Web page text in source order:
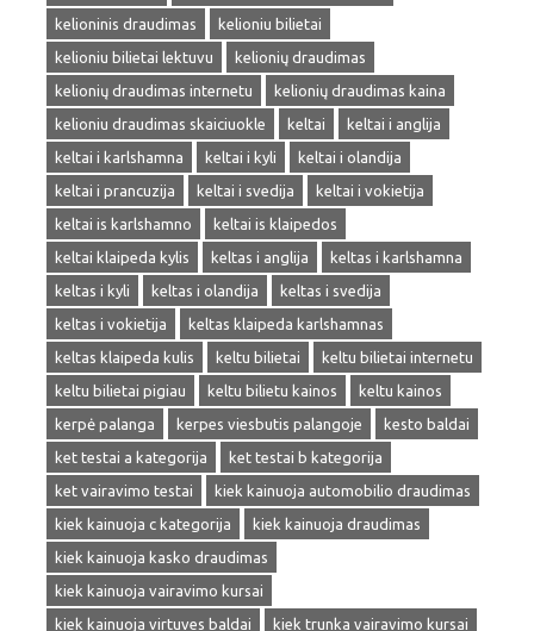
kelioninis draudimas
kelioniu bilietai
kelioniu bilietai lektuvu
kelionių draudimas
kelionių draudimas internetu
kelionių draudimas kaina
kelioniu draudimas skaiciuokle
keltai
keltai i anglija
keltai i karlshamna
keltai i kyli
keltai i olandija
keltai i prancuzija
keltai i svedija
keltai i vokietija
keltai is karlshamno
keltai is klaipedos
keltai klaipeda kylis
keltas i anglija
keltas i karlshamna
keltas i kyli
keltas i olandija
keltas i svedija
keltas i vokietija
keltas klaipeda karlshamnas
keltas klaipeda kulis
keltu bilietai
keltu bilietai internetu
keltu bilietai pigiau
keltu bilietu kainos
keltu kainos
kerpė palanga
kerpes viesbutis palangoje
kesto baldai
ket testai a kategorija
ket testai b kategorija
ket vairavimo testai
kiek kainuoja automobilio draudimas
kiek kainuoja c kategorija
kiek kainuoja draudimas
kiek kainuoja kasko draudimas
kiek kainuoja vairavimo kursai
kiek kainuoja virtuves baldai
kiek trunka vairavimo kursai